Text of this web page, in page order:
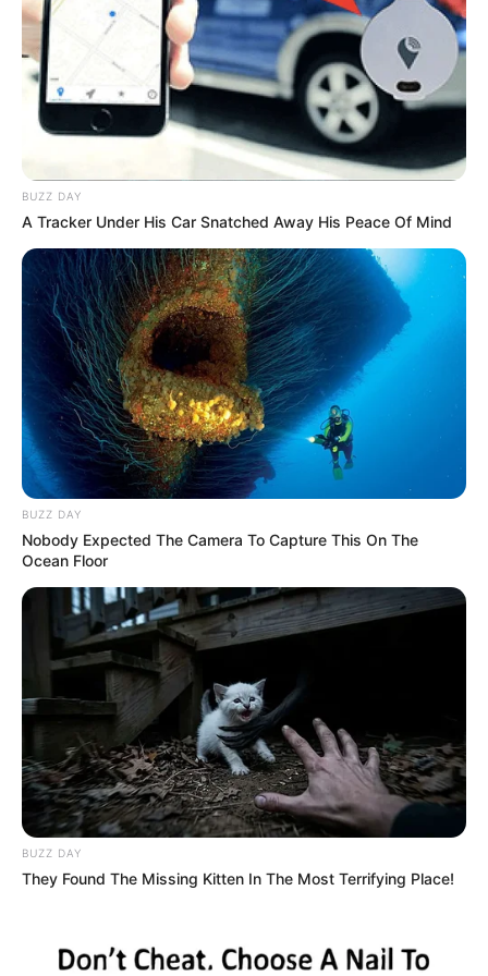
COMPARTIR
UNIRSE AL CANAL DE WHATSAPP
Coronel Daniel Mazo, Comandante Policía Antioquia
aseguró que en la zona donde ocurrió la masacre de
como el Clan del Golfo y el ELN.
"Estamos investigando para saber qué pasó con este
hecho tan doloroso, donde murieron, a manos de
hombres armados, cuatro personas, al parecer en un
establecimiento público (tienda)", afirmó.
Dijo además que pide a la comunidad de la vereda Las
Cruces, en Yolombó, dar información sobre lo ocurrido.
"Sabemos que la comunidad tiene miedo de denunciar,
pero hacemos un llamado para que nos den información
sobre lo ocurrido", manifestó.
BUZZ DAY
A Tracker Under His Car Snatched Away His Peace Of Mind
BUZZ DAY
Nobody Expected The Camera To Capture This On The
Ocean Floor
BUZZ DAY
They Found The Missing Kitten In The Most Terrifying Place!